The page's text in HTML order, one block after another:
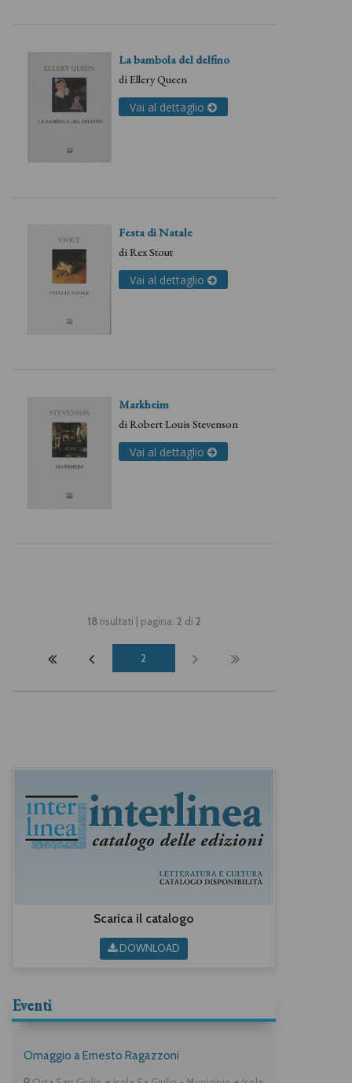
La bambola del delfino
diEllery Queen
Vai al dettaglio
Festa di Natale
diRex Stout
Vai al dettaglio
Markheim
diRobert Louis Stevenson
Vai al dettaglio
18risultati | pagina: 2 di 2
2
Scarica il catalogo
DOWNLOAD
Eventi
Omaggio a Ernesto Ragazzoni